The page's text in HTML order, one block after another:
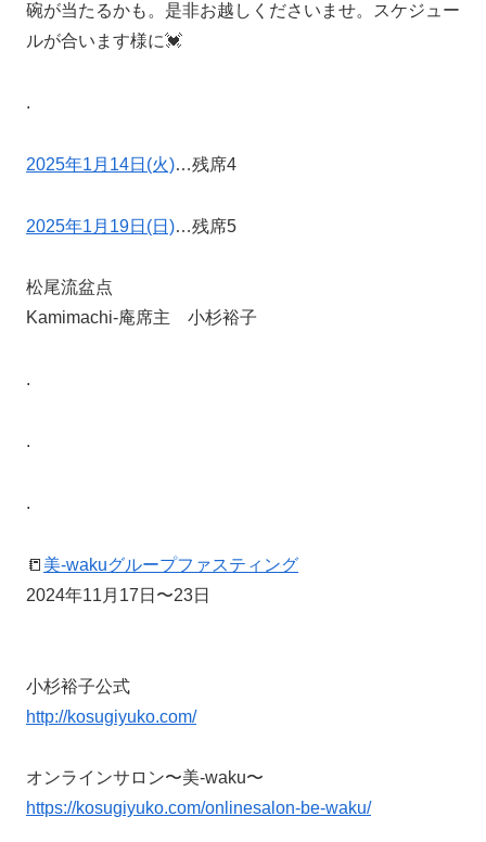
碗が当たるかも。是非お越しくださいませ。スケジュー
ルが合います様に💓
.
2025年1月14日(火)…残席4
2025年1月19日(日)…残席5
松尾流盆点
Kamimachi-庵席主 小杉裕子
.
.
.
📒 美-wakuグループファスティング
2024年11月17日〜23日
小杉裕子公式
http://kosugiyuko.com/
オンラインサロン〜美-waku〜
https://kosugiyuko.com/onlinesalon-be-waku/